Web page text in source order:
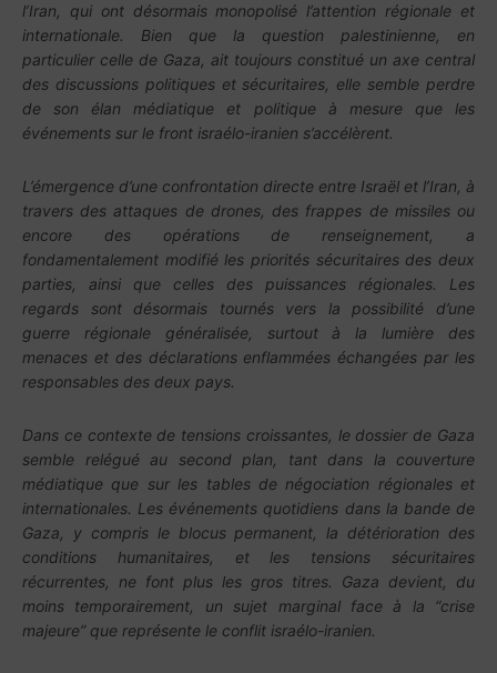
l’Iran, qui ont désormais monopolisé l’attention régionale et
internationale. Bien que la question palestinienne, en
particulier celle de Gaza, ait toujours constitué un axe central
des discussions politiques et sécuritaires, elle semble perdre
de son élan médiatique et politique à mesure que les
événements sur le front israélo-iranien s’accélèrent.
L’émergence d’une confrontation directe entre Israël et l’Iran, à
travers des attaques de drones, des frappes de missiles ou
encore des opérations de renseignement, a
fondamentalement modifié les priorités sécuritaires des deux
parties, ainsi que celles des puissances régionales. Les
regards sont désormais tournés vers la possibilité d’une
guerre régionale généralisée, surtout à la lumière des
menaces et des déclarations enflammées échangées par les
responsables des deux pays.
Dans ce contexte de tensions croissantes, le dossier de Gaza
semble relégué au second plan, tant dans la couverture
médiatique que sur les tables de négociation régionales et
internationales. Les événements quotidiens dans la bande de
Gaza, y compris le blocus permanent, la détérioration des
conditions humanitaires, et les tensions sécuritaires
récurrentes, ne font plus les gros titres. Gaza devient, du
moins temporairement, un sujet marginal face à la “crise
majeure” que représente le conflit israélo-iranien.